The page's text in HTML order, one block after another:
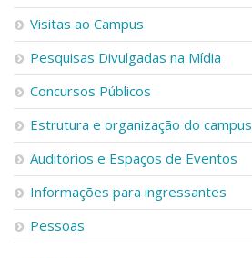
Visitas ao Campus
Pesquisas Divulgadas na Mídia
Concursos Públicos
Estrutura e organização do campus
Auditórios e Espaços de Eventos
Informações para ingressantes
Pessoas